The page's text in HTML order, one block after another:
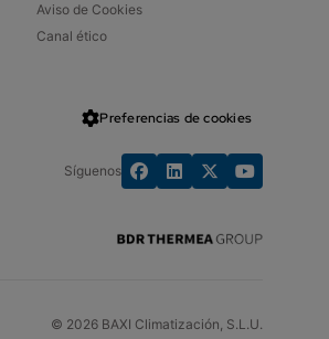
Aviso de Cookies
Canal ético
Preferencias de cookies
Síguenos
© 2026 BAXI Climatización, S.L.U.